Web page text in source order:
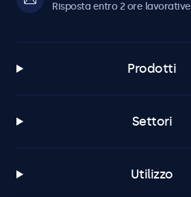
Risposta entro 2 ore lavorative
Prodotti
Settori
Utilizzo